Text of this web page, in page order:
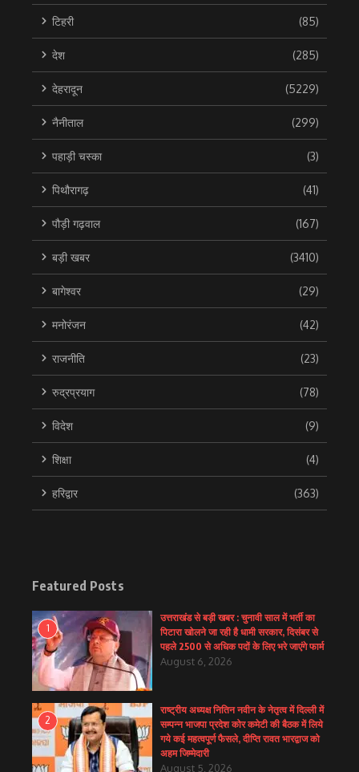
टिहरी (85)
देश (285)
देहरादून (5229)
नैनीताल (299)
पहाड़ी चस्का (3)
पिथौरागढ़ (41)
पौड़ी गढ़वाल (167)
बड़ी खबर (3410)
बागेश्वर (29)
मनोरंजन (42)
राजनीति (23)
रुद्रप्रयाग (78)
विदेश (9)
शिक्षा (4)
हरिद्वार (363)
Featured Posts
1
उत्तराखंड से बड़ी खबर : चुनावी साल में भर्ती का
पिटारा खोलने जा रही है धामी सरकार, दिसंबर से
पहले 2500 से अधिक पदों के लिए भरे जाएंगे फार्म
August 6, 2026
2
राष्ट्रीय अध्यक्ष नितिन नवीन के नेतृत्व में दिल्ली में
सम्पन्न भाजपा प्रदेश कोर कमेटी की बैठक में लिये
गये कई महत्वपूर्ण फैसले, दीप्ति रावत भारद्वाज को
अहम जिम्मेदारी
August 5, 2026